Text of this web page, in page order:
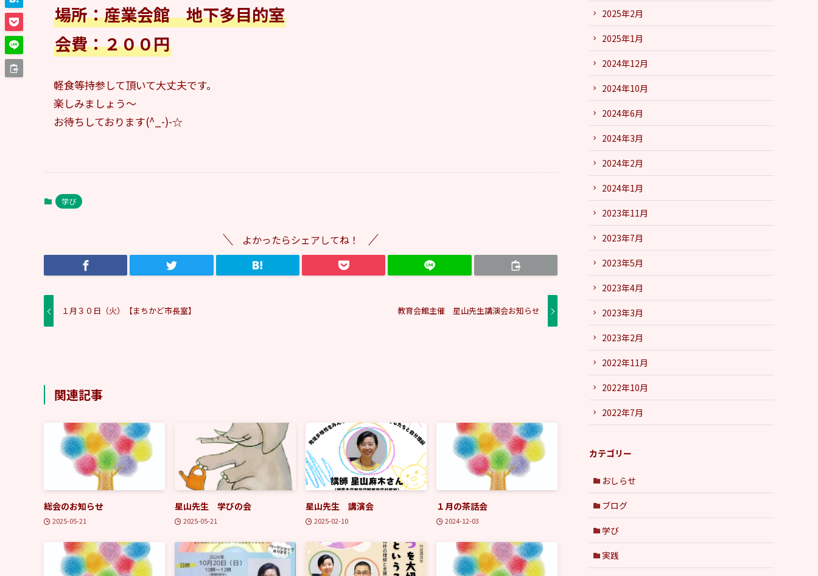
場所：産業会館 地下多目的室
会費：２００円
軽食等持参して頂いて大丈夫です。
楽しみましょう～
お待ちしております(^_-)-☆
学び
よかったらシェアしてね！
１月３０日（火）【まちかど市長室】 教育会館主催 星山先生講演会お知らせ
関連記事
総会のお知らせ
2025-05-21
星山先生 学びの会
2025-05-21
星山先生 講演会
2025-02-10
１月の茶話会
2024-12-03
2025年2月
2025年1月
2024年12月
2024年10月
2024年6月
2024年3月
2024年2月
2024年1月
2023年11月
2023年7月
2023年5月
2023年4月
2023年3月
2023年2月
2022年11月
2022年10月
2022年7月
カテゴリー
おしらせ
ブログ
学び
実践